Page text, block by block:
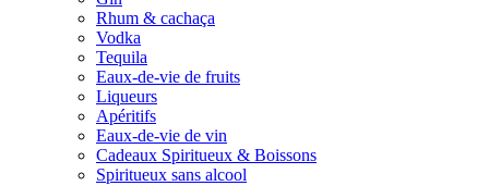
Rhum & cachaça
Vodka
Tequila
Eaux-de-vie de fruits
Liqueurs
Apéritifs
Eaux-de-vie de vin
Cadeaux Spiritueux & Boissons
Spiritueux sans alcool